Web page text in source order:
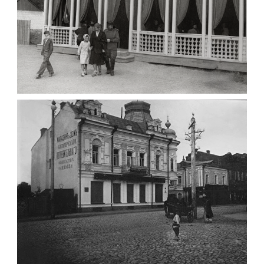
ПАВІЛЬЙОН МОРОЗИВА ЖИТОМИР 1947
Фото Житомир (1945-
1960)
Leave a comment
ФОТО ЖИТОМИРА 1905 ВУЛ.